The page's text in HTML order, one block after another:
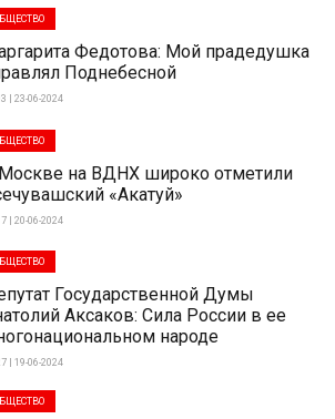
Федотова: Мой прадедушка
Поднебесной
| 23-06-2024
на ВДНХ широко отметили
«Акатуй»
| 20-06-2024
Государственной Думы
Аксаков: Сила России в ее
народе
| 19-06-2024